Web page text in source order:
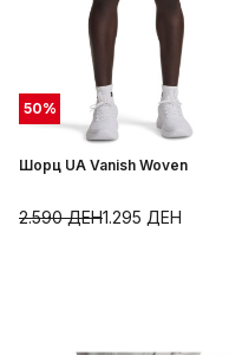
50%
Шорц UA Vanish Woven
1.295 ДЕН
2.590ДЕН